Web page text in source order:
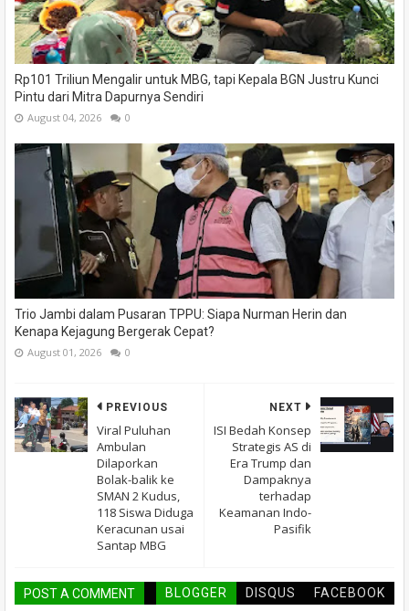
Rp101 Triliun Mengalir untuk MBG, tapi Kepala BGN Justru Kunci
Pintu dari Mitra Dapurnya Sendiri
August 04, 2026 0
Trio Jambi dalam Pusaran TPPU: Siapa Nurman Herin dan
Kenapa Kejagung Bergerak Cepat?
August 01, 2026 0
NEXT
ISI Bedah Konsep
Strategis AS di
Era Trump dan
Dampaknya
terhadap
Keamanan Indo-
Pasifik
PREVIOUS
Viral Puluhan
Ambulan
Dilaporkan
Bolak-balik ke
SMAN 2 Kudus,
118 Siswa Diduga
Keracunan usai
Santap MBG
POST A COMMENT BLOGGER DISQUS FACEBOOK